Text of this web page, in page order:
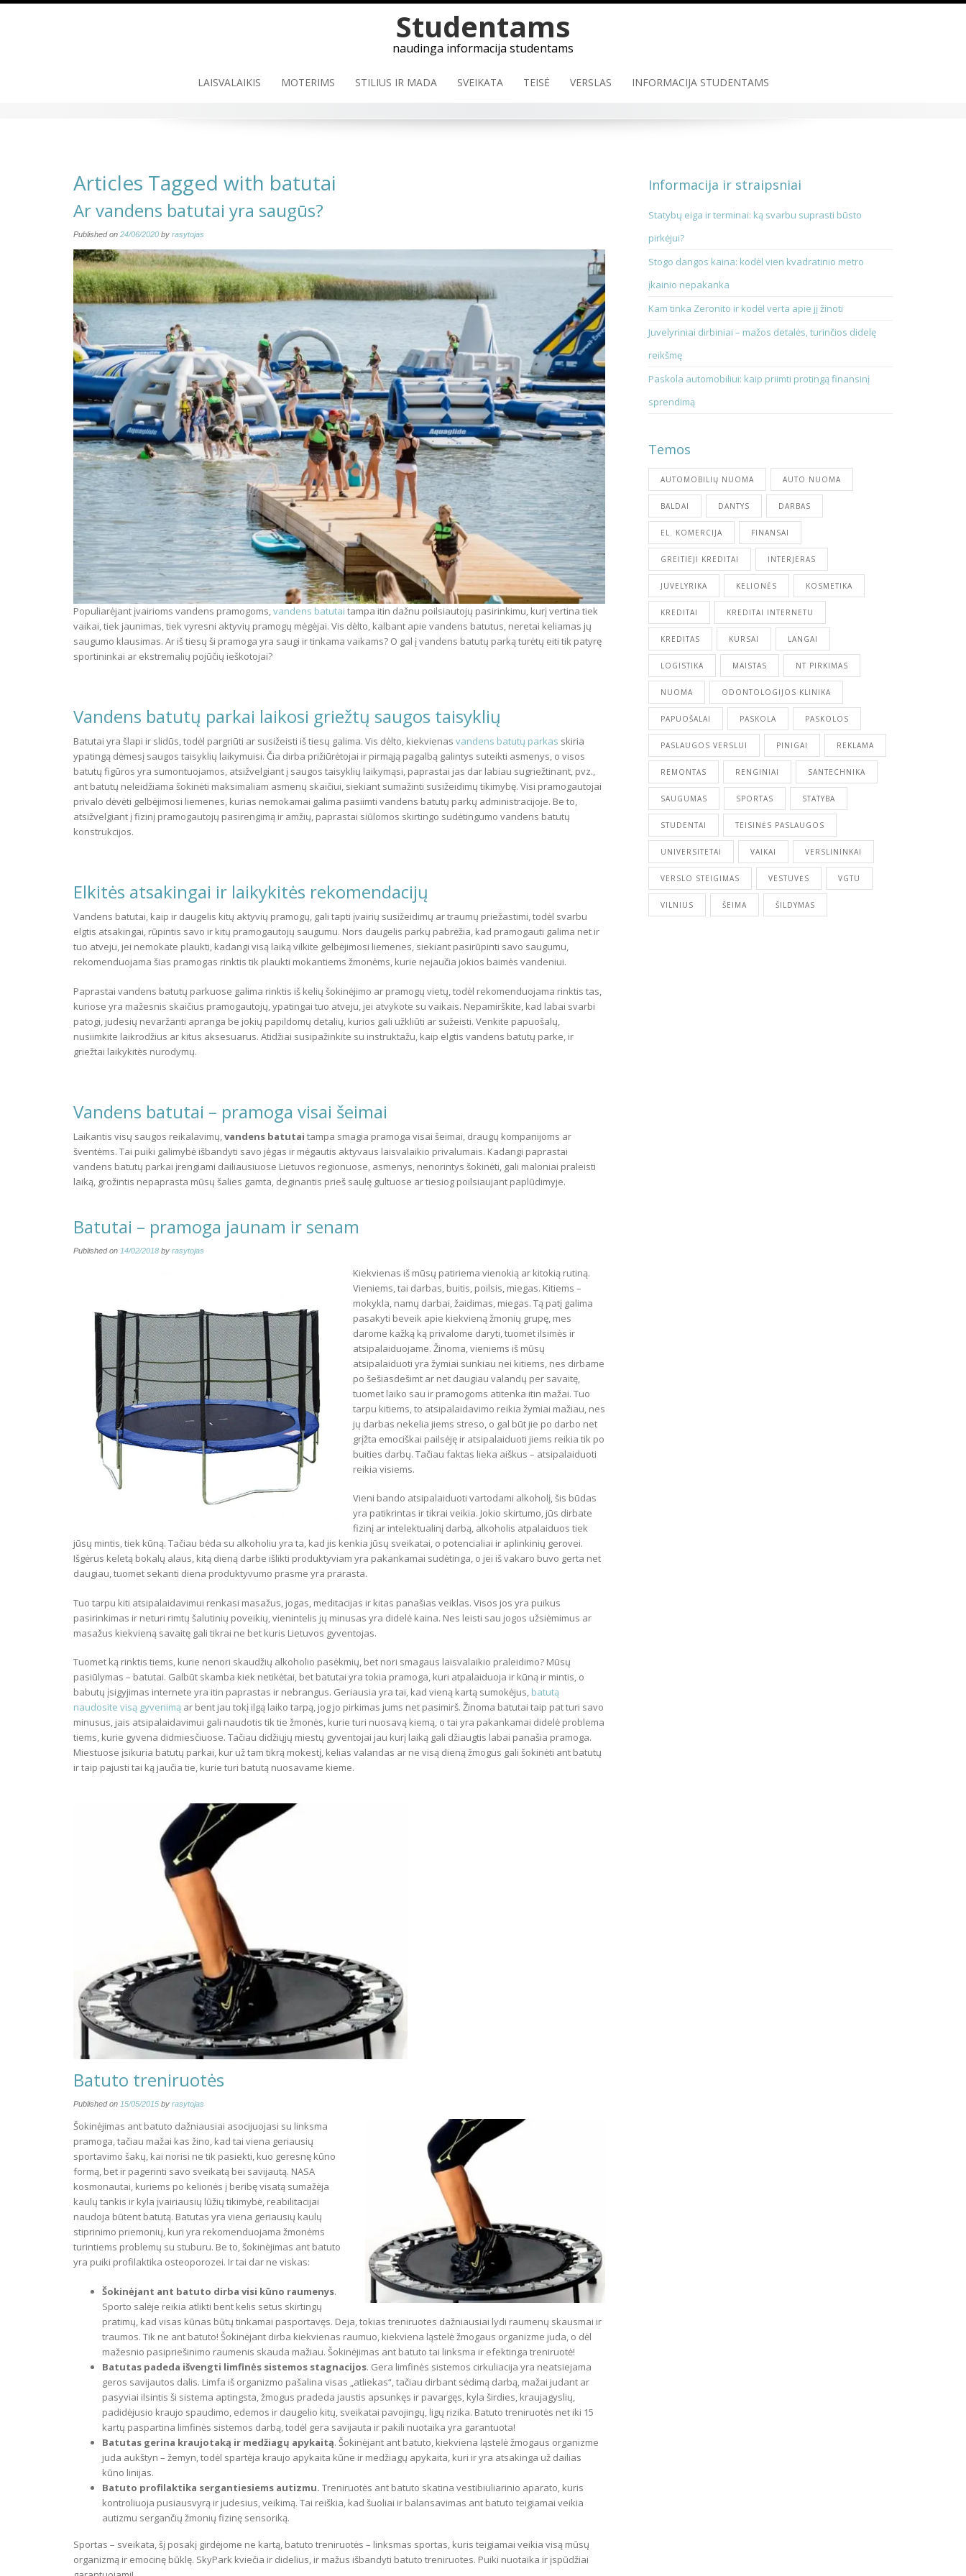
Studentams
naudinga informacija studentams
LAISVALAIKIS MOTERIMS STILIUS IR MADA SVEIKATA TEISĖ VERSLAS INFORMACIJA STUDENTAMS
Articles Tagged with batutai
Ar vandens batutai yra saugūs?
Published on 24/06/2020 by rasytojas
Populiarėjant įvairioms vandens pramogoms,vandens batutai tampa itin dažnu poilsiautojų pasirinkimu, kurį vertina tiek
vaikai, tiek jaunimas, tiek vyresni aktyvių pramogų mėgėjai. Vis dėlto, kalbant apie vandens batutus, neretai keliamas jų
saugumo klausimas. Ar iš tiesų ši pramoga yra saugi ir tinkama vaikams? O gal į vandens batutų parką turėtų eiti tik patyrę
sportininkai ar ekstremalių pojūčių ieškotojai?
Vandens batutų parkai laikosi griežtų saugos taisyklių
Batutai yra šlapi ir slidūs, todėl pargriūti ar susižeisti iš tiesų galima. Vis dėlto, kiekvienas vandens batutų parkas skiria
ypatingą dėmesį saugos taisyklių laikymuisi. Čia dirba prižiūrėtojai ir pirmąją pagalbą galintys suteikti asmenys, o visos
batutų figūros yra sumontuojamos, atsižvelgiant į saugos taisyklių laikymąsi, paprastai jas dar labiau sugriežtinant, pvz.,
ant batutų neleidžiama šokinėti maksimaliam asmenų skaičiui, siekiant sumažinti susižeidimų tikimybę. Visi pramogautojai
privalo dėvėti gelbėjimosi liemenes, kurias nemokamai galima pasiimti vandens batutų parkų administracijoje. Be to,
atsižvelgiant į fizinį pramogautojų pasirengimą ir amžių, paprastai siūlomos skirtingo sudėtingumo vandens batutų
konstrukcijos.
Elkitės atsakingai ir laikykitės rekomendacijų
Vandens batutai, kaip ir daugelis kitų aktyvių pramogų, gali tapti įvairių susižeidimų ar traumų priežastimi, todėl svarbu
elgtis atsakingai, rūpintis savo ir kitų pramogautojų saugumu. Nors daugelis parkų pabrėžia, kad pramogauti galima net ir
tuo atveju, jei nemokate plaukti, kadangi visą laiką vilkite gelbėjimosi liemenes, siekiant pasirūpinti savo saugumu,
rekomenduojama šias pramogas rinktis tik plaukti mokantiems žmonėms, kurie nejaučia jokios baimės vandeniui.
Paprastai vandens batutų parkuose galima rinktis iš kelių šokinėjimo ar pramogų vietų, todėl rekomenduojama rinktis tas,
kuriose yra mažesnis skaičius pramogautojų, ypatingai tuo atveju, jei atvykote su vaikais. Nepamirškite, kad labai svarbi
patogi, judesių nevaržanti apranga be jokių papildomų detalių, kurios gali užkliūti ar sužeisti. Venkite papuošalų,
nusiimkite laikrodžius ar kitus aksesuarus. Atidžiai susipažinkite su instruktažu, kaip elgtis vandens batutų parke, ir
griežtai laikykitės nurodymų.
Vandens batutai – pramoga visai šeimai
Laikantis visų saugos reikalavimų,vandens batutai tampa smagia pramoga visai šeimai, draugų kompanijoms ar
šventėms. Tai puiki galimybė išbandyti savo jėgas ir mėgautis aktyvaus laisvalaikio privalumais. Kadangi paprastai
vandens batutų parkai įrengiami dailiausiuose Lietuvos regionuose, asmenys, nenorintys šokinėti, gali maloniai praleisti
laiką, grožintis nepaprasta mūsų šalies gamta, deginantis prieš saulę gultuose ar tiesiog poilsiaujant paplūdimyje.
Batutai – pramoga jaunam ir senam
Published on 14/02/2018 by rasytojas
Kiekvienas iš mūsų patiriema vienokią ar kitokią rutiną.
Vieniems, tai darbas, buitis, poilsis, miegas. Kitiems –
mokykla, namų darbai, žaidimas, miegas. Tą patį galima
pasakyti beveik apie kiekvieną žmonių grupę, mes
darome kažką ką privalome daryti, tuomet ilsimės ir
atsipalaiduojame. Žinoma, vieniems iš mūsų
atsipalaiduoti yra žymiai sunkiau nei kitiems, nes dirbame
po šešiasdešimt ar net daugiau valandų per savaitę,
tuomet laiko sau ir pramogoms atitenka itin mažai. Tuo
tarpu kitiems, to atsipalaidavimo reikia žymiai mažiau, nes
jų darbas nekelia jiems streso, o gal būt jie po darbo net
grįžta emociškai pailsėję ir atsipalaiduoti jiems reikia tik po
buities darbų. Tačiau faktas lieka aiškus – atsipalaiduoti
reikia visiems.
Vieni bando atsipalaiduoti vartodami alkoholį, šis būdas
yra patikrintas ir tikrai veikia. Jokio skirtumo, jūs dirbate
fizinį ar intelektualinį darbą, alkoholis atpalaiduos tiek
jūsų mintis, tiek kūną. Tačiau bėda su alkoholiu yra ta, kad jis kenkia jūsų sveikatai, o potencialiai ir aplinkinių gerovei.
Išgėrus keletą bokalų alaus, kitą dieną darbe išlikti produktyviam yra pakankamai sudėtinga, o jei iš vakaro buvo gerta net
daugiau, tuomet sekanti diena produktyvumo prasme yra prarasta.
Tuo tarpu kiti atsipalaidavimui renkasi masažus, jogas, meditacijas ir kitas panašias veiklas. Visos jos yra puikus
pasirinkimas ir neturi rimtų šalutinių poveikių, vienintelis jų minusas yra didelė kaina. Nes leisti sau jogos užsiėmimus ar
masažus kiekvieną savaitę gali tikrai ne bet kuris Lietuvos gyventojas.
Tuomet ką rinktis tiems, kurie nenori skaudžių alkoholio pasėkmių, bet nori smagaus laisvalaikio praleidimo? Mūsų
pasiūlymas – batutai. Galbūt skamba kiek netikėtai, bet batutai yra tokia pramoga, kuri atpalaiduoja ir kūną ir mintis, o
babutų įsigyjimas internete yra itin paprastas ir nebrangus. Geriausia yra tai, kad vieną kartą sumokėjus, batutą
naudosite visą gyvenimą ar bent jau tokį ilgą laiko tarpą, jog jo pirkimas jums net pasimirš. Žinoma batutai taip pat turi savo
minusus, jais atsipalaidavimui gali naudotis tik tie žmonės, kurie turi nuosavą kiemą, o tai yra pakankamai didelė problema
tiems, kurie gyvena didmiesčiuose. Tačiau didžiųjų miestų gyventojai jau kurį laiką gali džiaugtis labai panašia pramoga.
Miestuose įsikuria batutų parkai, kur už tam tikrą mokestį, kelias valandas ar ne visą dieną žmogus gali šokinėti ant batutų
ir taip pajusti tai ką jaučia tie, kurie turi batutą nuosavame kieme.
Batuto treniruotės
Published on 15/05/2015 by rasytojas
Šokinėjimas ant batuto dažniausiai asocijuojasi su linksma
pramoga, tačiau mažai kas žino, kad tai viena geriausių
sportavimo šakų, kai norisi ne tik pasiekti, kuo geresnę kūno
formą, bet ir pagerinti savo sveikatą bei savijautą. NASA
kosmonautai, kuriems po kelionės į beribę visatą sumažėja
kaulų tankis ir kyla įvairiausių lūžių tikimybė, reabilitacijai
naudoja būtent batutą. Batutas yra viena geriausių kaulų
stiprinimo priemonių, kuri yra rekomenduojama žmonėms
turintiems problemų su stuburu. Be to, šokinėjimas ant batuto
yra puiki profilaktika osteoporozei. Ir tai dar ne viskas:
Šokinėjant ant batuto dirba visi kūno raumenys.
Sporto salėje reikia atlikti bent kelis setus skirtingų
pratimų, kad visas kūnas būtų tinkamai pasportavęs. Deja, tokias treniruotes dažniausiai lydi raumenų skausmai ir
traumos. Tik ne ant batuto! Šokinėjant dirba kiekvienas raumuo, kiekviena ląstelė žmogaus organizme juda, o dėl
mažesnio pasipriešinimo raumenis skauda mažiau. Šokinėjimas ant batuto tai linksma ir efektinga treniruotė!
Batutas padeda išvengti limfinės sistemos stagnacijos. Gera limfinės sistemos cirkuliacija yra neatsiejama
geros savijautos dalis. Limfa iš organizmo pašalina visas „atliekas“, tačiau dirbant sėdimą darbą, mažai judant ar
pasyviai ilsintis ši sistema aptingsta, žmogus pradeda jaustis apsunkęs ir pavargęs, kyla širdies, kraujagyslių,
padidėjusio kraujo spaudimo, edemos ir daugelio kitų, sveikatai pavojingų, ligų rizika. Batuto treniruotės net iki 15
kartų paspartina limfinės sistemos darbą, todėl gera savijauta ir pakili nuotaika yra garantuota!
Batutas gerina kraujotaką ir medžiagų apykaitą. Šokinėjant ant batuto, kiekviena ląstelė žmogaus organizme
juda aukštyn – žemyn, todėl spartėja kraujo apykaita kūne ir medžiagų apykaita, kuri ir yra atsakinga už dailias
kūno linijas.
Batuto profilaktika sergantiesiems autizmu. Treniruotės ant batuto skatina vestibiuliarinio aparato, kuris
kontroliuoja pusiausvyrą ir judesius, veikimą. Tai reiškia, kad šuoliai ir balansavimas ant batuto teigiamai veikia
autizmu sergančių žmonių fizinę sensoriką.
Sportas – sveikata, šį posakį girdėjome ne kartą, batuto treniruotės – linksmas sportas, kuris teigiamai veikia visą mūsų
organizmą ir emocinę būklę. SkyPark kviečia ir didelius, ir mažus išbandyti batuto treniruotes. Puiki nuotaika ir įspūdžiai
Informacija ir straipsniai
Statybų eiga ir terminai: ką svarbu suprasti būsto
pirkėjui?
Stogo dangos kaina: kodėl vien kvadratinio metro
įkainio nepakanka
Kam tinka Zeronito ir kodėl verta apie jį žinoti
Juvelyriniai dirbiniai – mažos detalės, turinčios didelę
reikšmę
Paskola automobiliui: kaip priimti protingą finansinį
sprendimą
Temos
AUTOMOBILIŲ NUOMA AUTO NUOMA
BALDAI DANTYS DARBAS
EL. KOMERCIJA FINANSAI
GREITIEJI KREDITAI INTERJERAS
JUVELYRIKA KELIONĖS KOSMETIKA
KREDITAI KREDITAI INTERNETU
KREDITAS KURSAI LANGAI
LOGISTIKA MAISTAS NT PIRKIMAS
NUOMA ODONTOLOGIJOS KLINIKA
PAPUOŠALAI PASKOLA PASKOLOS
PASLAUGOS VERSLUI PINIGAI REKLAMA
REMONTAS RENGINIAI SANTECHNIKA
SAUGUMAS SPORTAS STATYBA
STUDENTAI TEISINĖS PASLAUGOS
UNIVERSITETAI VAIKAI VERSLININKAI
VERSLO STEIGIMAS VESTUVĖS VGTU
VILNIUS ŠEIMA ŠILDYMAS